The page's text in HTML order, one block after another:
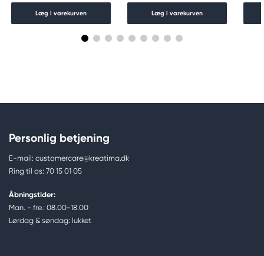
Læg i varekurven Læg i varekurven
Personlig betjening
E-mail: customercare@kreatima.dk
Ring til os: 70 15 01 05
Åbningstider:
Man. - fre.: 08.00-18.00
Lørdag & søndag: lukket